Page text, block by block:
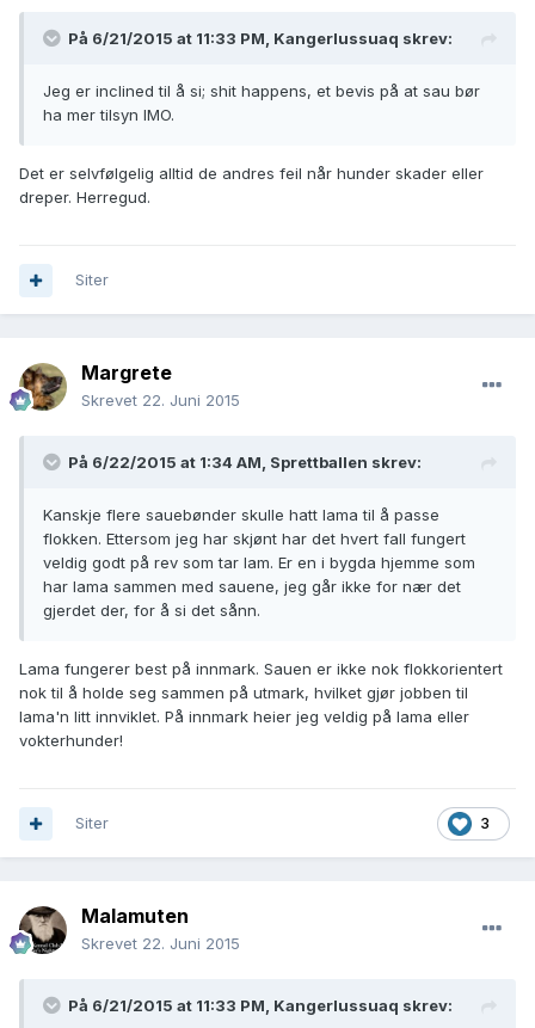
På 6/21/2015 at 11:33 PM, Kangerlussuaq skrev:
Jeg er inclined til å si; shit happens, et bevis på at sau bør
ha mer tilsyn IMO.
Det er selvfølgelig alltid de andres feil når hunder skader eller
dreper. Herregud.
Siter
Margrete
Skrevet 22. Juni 2015
På 6/22/2015 at 1:34 AM, Sprettballen skrev:
Kanskje flere sauebønder skulle hatt lama til å passe
flokken. Ettersom jeg har skjønt har det hvert fall fungert
veldig godt på rev som tar lam. Er en i bygda hjemme som
har lama sammen med sauene, jeg går ikke for nær det
gjerdet der, for å si det sånn.
Lama fungerer best på innmark. Sauen er ikke nok flokkorientert
nok til å holde seg sammen på utmark, hvilket gjør jobben til
lama'n litt innviklet. På innmark heier jeg veldig på lama eller
vokterhunder!
3
Siter
Malamuten
Skrevet 22. Juni 2015
På 6/21/2015 at 11:33 PM, Kangerlussuaq skrev: